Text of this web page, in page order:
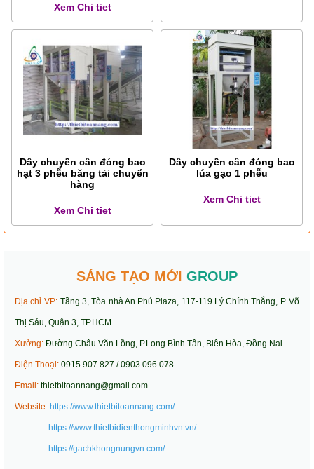
Xem Chi tiet
Dây chuyền cân đóng bao
hạt 3 phễu băng tải chuyển
hàng
Xem Chi tiet
Dây chuyền cân đóng bao
lúa gạo 1 phễu
Xem Chi tiet
SÁNG TẠO MỚI GROUP
Địa chỉ VP: Tầng 3, Tòa nhà An Phú Plaza, 117-119 Lý Chính Thắng, P. Võ
Thị Sáu, Quận 3, TP.HCM
Xưởng: Đường Châu Văn Lồng, P.Long Bình Tân, Biên Hòa, Đồng Nai
Điện Thoại: 0915 907 827 / 0903 096 078
Email: thietbitoannang@gmail.com
Website: https://www.thietbitoannang.com/
https://www.thietbidienthongminhvn.vn/
https://gachkhongnungvn.com/